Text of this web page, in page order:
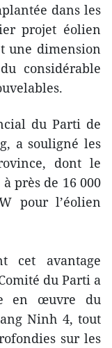
dans les
projet éolien
une dimension
considérable
du Parti de
a souligné les
dont le
près de 16 000
pour l’éolien
cet avantage
du Parti a
en œuvre du
Ninh 4, tout
sur les